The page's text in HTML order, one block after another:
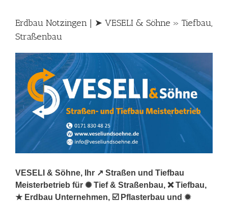
Erdbau Notzingen | ➤ VESELI & Söhne » Tiefbau,
Straßenbau
VESELI & Söhne, Ihr ↗️ Straßen und Tiefbau
Meisterbetrieb für ✺ Tief & Straßenbau, ❌ Tiefbau,
★ Erdbau Unternehmen, ☑️ Pflasterbau und ✹